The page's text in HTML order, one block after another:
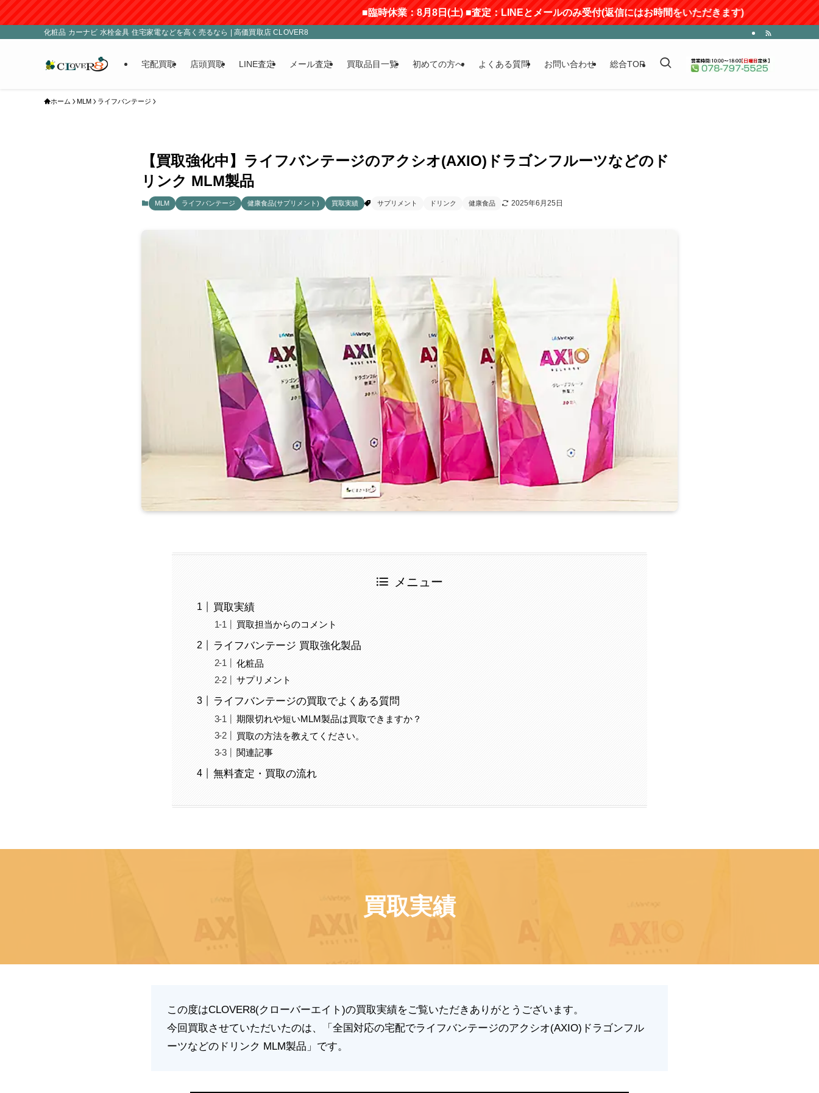
■臨時休業：8月8日(土) ■査定：LINEとメールのみ受付(返信にはお時間をいただきます)
化粧品 カーナビ 水栓金具 住宅家電などを高く売るなら | 高価買取店 CLOVER8
宅配買取 店頭買取 LINE査定 メール査定 買取品目一覧 初めての方へ よくある質問 お問い合わせ 総合TOP
ホーム MLM ライフバンテージ
【買取強化中】ライフバンテージのアクシオ(AXIO)ドラゴンフルーツなどのド
リンク MLM製品
MLM ライフバンテージ 健康食品(サプリメント) 買取実績 サプリメント ドリンク 健康食品 2025年6月25日
メニュー
買取実績
買取担当からのコメント
ライフバンテージ 買取強化製品
化粧品
サプリメント
ライフバンテージの買取でよくある質問
期限切れや短いMLM製品は買取できますか？
買取の方法を教えてください。
関連記事
無料査定・買取の流れ
買取実績
この度はCLOVER8(クローバーエイト)の買取実績をご覧いただきありがとうございます。
今回買取させていただいたのは、「全国対応の宅配でライフバンテージのアクシオ(AXIO)ドラゴンフル
ーツなどのドリンク MLM製品」です。